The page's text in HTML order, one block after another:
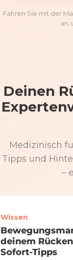
Fahren Sie mit der
an,
Deinen
Medizinisch
Tipps und
–
Wissen
deinem
Sofort-Tipps